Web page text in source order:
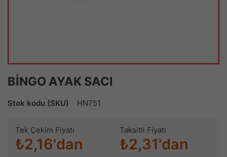
BİNGO AYAK SACI
Stok kodu (SKU) HN751
Tek Çekim Fiyatı
₺2,16'dan
Taksitli Fiyatı
₺2,31'dan